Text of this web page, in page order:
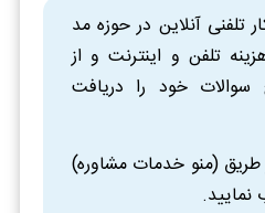
آنلاین در حوزه مد
تلفن و اینترنت و از
خود را دریافت
طریق (منو خدمات مشاوره)
نمایید.